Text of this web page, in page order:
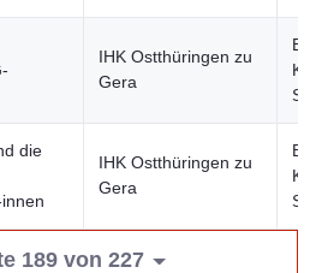
IHK Ostthüringen zu
Gera
die
IHK Ostthüringen zu
Gera
189 von 227